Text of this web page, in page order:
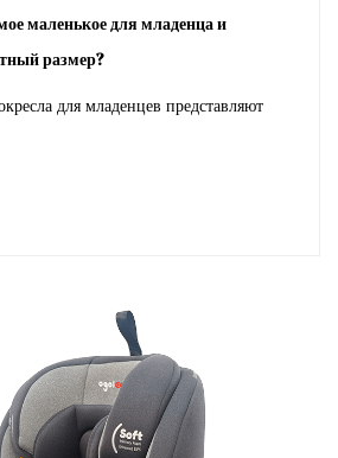
маленькое для младенца и
размер?